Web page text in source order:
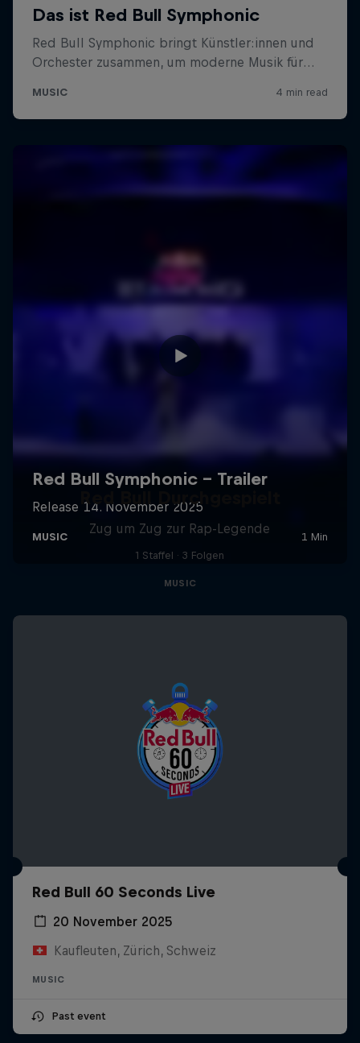
Red Bull Durchgespielt
Zug um Zug zur Rap-Legende
1 Staffel · 3 Folgen
MUSIC
Red Bull 60 Seconds Live
20 November 2025
Kaufleuten, Zürich, Schweiz
MUSIC
Past event